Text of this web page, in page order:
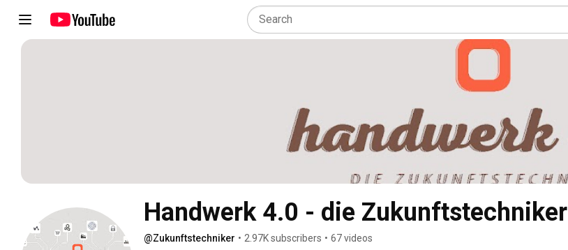
Handwerk 4.0 - die Zukunftstechniker
@Zukunftstechniker • 2.97K subscribers • 67 videos